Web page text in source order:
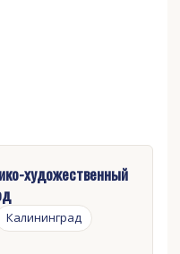
художественный
Калининград